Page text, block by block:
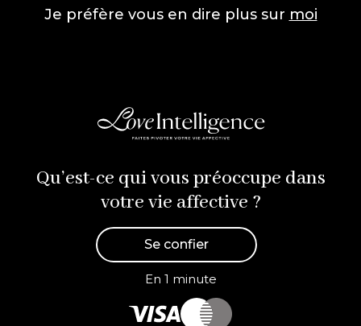
Je préfère vous en dire plus sur moi
Qu’est-ce qui vous préoccupe dans
votre vie affective ?
Se confier
En 1 minute